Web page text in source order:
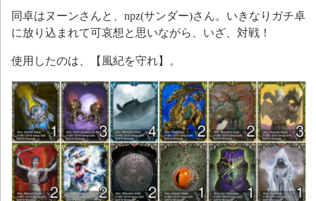
同卓はヌーンさんと、npz(サンダー)さん。いきなりガチ卓
に放り込まれて可哀想と思いながら、いざ、対戦！
使用したのは、【風紀を守れ】。